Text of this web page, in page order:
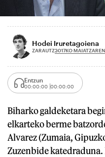
Hodei Iruretagoiena
ZARAUTZ2017KO
Entzun
00:00:00 00:00:00
Biharko galdeketara
elkarteko berme
Alvarez (Zumaia,
Zuzenbide